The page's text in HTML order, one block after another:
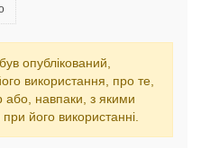
опублікований,
використання, про те,
навпаки, з якими
його використанні.